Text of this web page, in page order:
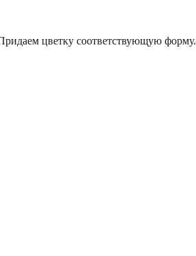
цветку соответствующую форму.